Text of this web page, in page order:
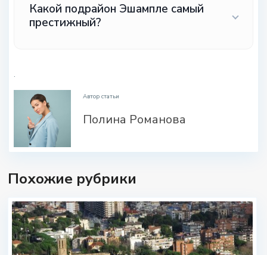
Какой подрайон Эшампле самый
престижный?
.
Автор статьи
Полина Романова
Похожие рубрики